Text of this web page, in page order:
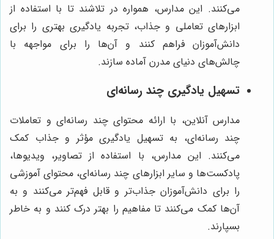
می‌کنند. این مدارس، همواره در تلاشند تا با استفاده از
ابزارهای تعاملی و جذاب، تجربه یادگیری بهتری را برای
دانش‌آموزان فراهم کنند و آن‌ها را برای مواجهه با
چالش‌های دنیای مدرن آماده سازند.
تسهیل یادگیری چند رسانه‌ای
مدارس آنلاین، با ارائه محتوای چند رسانه‌ای و تعاملات
چند رسانه‌ای، به تسهیل یادگیری مؤثر و جذاب کمک
می‌کنند. این مدارس، با استفاده از تصاویر، ویدیوها،
پادکست‌ها و سایر ابزارهای چند رسانه‌ای، محتوای آموزشی
را برای دانش‌آموزان جذاب‌تر و قابل فهم‌تر می‌کنند و به
آن‌ها کمک می‌کنند تا مفاهیم را بهتر درک کنند و به خاطر
بسپارند.